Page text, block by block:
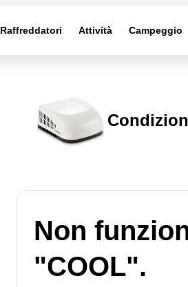
Raffreddatori Attività Campeggio
Non
"COOL".